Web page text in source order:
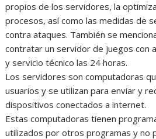
propios de los servidores, la
procesos, así como las medidas de
contra ataques. También se
contratar un servidor de juegos con
y servicio técnico las 24 horas.
Los servidores son computadoras
usuarios y se utilizan para enviar y
dispositivos conectados a internet.
Estas computadoras tienen
utilizados por otros programas y no